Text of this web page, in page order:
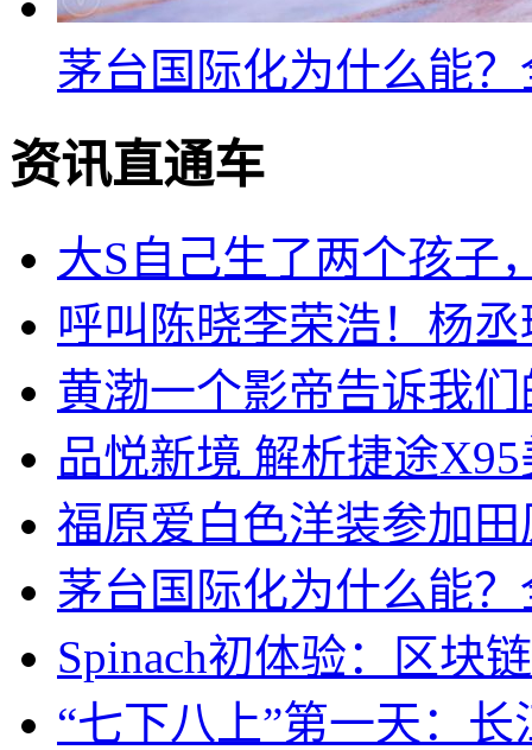
茅台国际化为什么能？
资讯直通车
大S自己生了两个孩子
呼叫陈晓李荣浩！杨
黄渤一个影帝告诉我
品悦新境 解析捷途
福原爱白色洋装参加
茅台国际化为什么能
Spinach初体验：区块
“七下八上”第一天：